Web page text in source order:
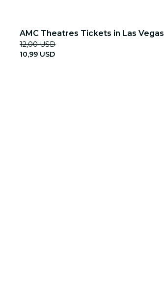
AMC Theatres Tickets in Las Vegas
12,00 USD
10,99 USD